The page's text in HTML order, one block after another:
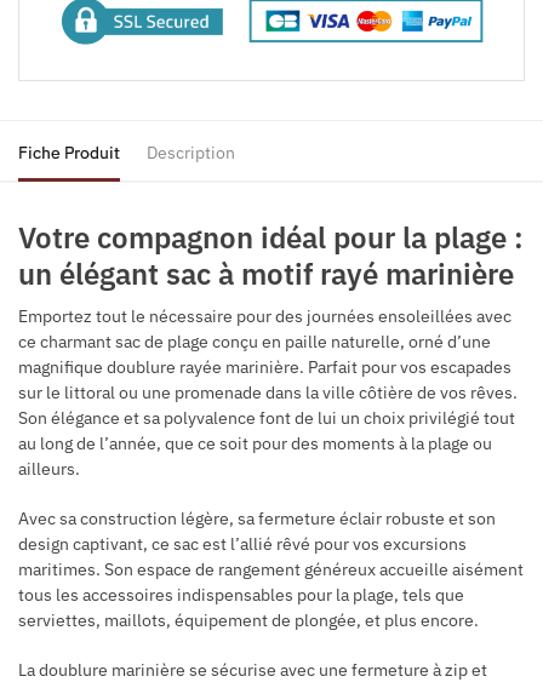
Fiche Produit Description
Votre compagnon idéal pour la plage :
un élégant sac à motif rayé marinière
Emportez tout le nécessaire pour des journées ensoleillées avec
ce charmant sac de plage conçu en paille naturelle, orné d’une
magnifique doublure rayée marinière. Parfait pour vos escapades
sur le littoral ou une promenade dans la ville côtière de vos rêves.
Son élégance et sa polyvalence font de lui un choix privilégié tout
au long de l’année, que ce soit pour des moments à la plage ou
ailleurs.
Avec sa construction légère, sa fermeture éclair robuste et son
design captivant, ce sac est l’allié rêvé pour vos excursions
maritimes. Son espace de rangement généreux accueille aisément
tous les accessoires indispensables pour la plage, tels que
serviettes, maillots, équipement de plongée, et plus encore.
La doublure marinière se sécurise avec une fermeture à zip et